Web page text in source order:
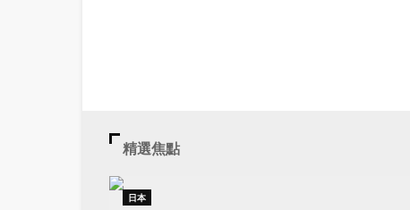
精選焦點
日本